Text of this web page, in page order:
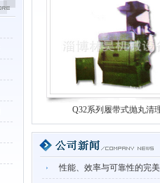
Q32系列履带式抛丸清
性能、效率与可靠性的完